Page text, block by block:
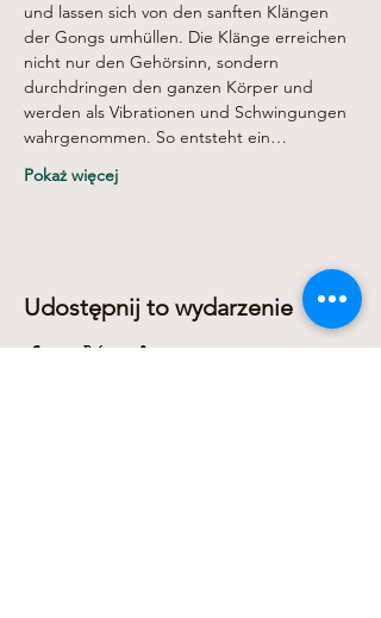
und lassen sich von den sanften Klängen
der Gongs umhüllen. Die Klänge erreichen
nicht nur den Gehörsinn, sondern
durchdringen den ganzen Körper und
werden als Vibrationen und Schwingungen
wahrgenommen. So entsteht ein…
Pokaż więcej
Udostępnij to wydarzenie